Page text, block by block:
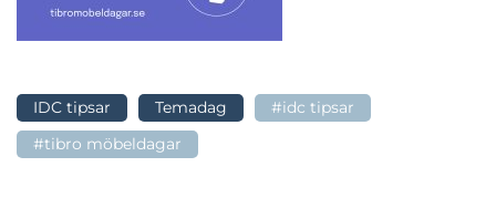
IDC tipsar Temadag
#idc tipsar
#tibro möbeldagar